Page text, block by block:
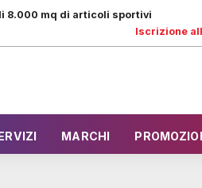
8.000 mq di articoli sportivi
Iscrizione
MARCHI